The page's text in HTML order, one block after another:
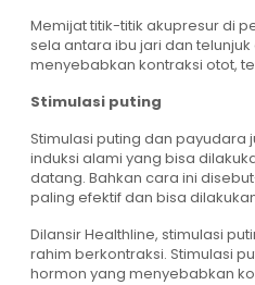
Memijat titik-titik akupresur di
sela antara ibu jari dan
menyebabkan kontraksi otot,
Stimulasi puting
Stimulasi puting dan payudara
induksi alami yang bisa
datang. Bahkan cara ini
paling efektif dan bisa
Dilansir Healthline, stimulasi
rahim berkontraksi. Stimulasi
hormon yang menyebabkan